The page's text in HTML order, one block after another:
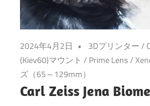
2024年4月2日 3Dプリンター/
(Kiev60)マウント / Prime Lens/
ズ（65～129mm）
Carl Zeiss Jena